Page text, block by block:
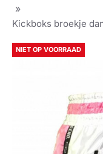
m
Kickboks broekje
NIET OP VOORRAAD